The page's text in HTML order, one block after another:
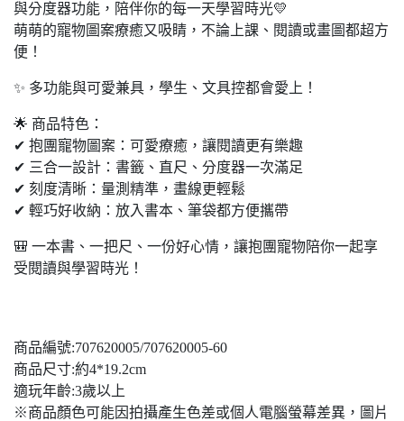
與分度器功能，陪伴你的每一天學習時光💛
萌萌的寵物圖案療癒又吸睛，不論上課、閱讀或畫圖都超方
便！
✨ 多功能與可愛兼具，學生、文具控都會愛上！
🌟 商品特色：
✔ 抱團寵物圖案：可愛療癒，讓閱讀更有樂趣
✔ 三合一設計：書籤、直尺、分度器一次滿足
✔ 刻度清晰：量測精準，畫線更輕鬆
✔ 輕巧好收納：放入書本、筆袋都方便攜帶
🎒 一本書、一把尺、一份好心情，讓抱團寵物陪你一起享
受閱讀與學習時光！
商品編號:707620005/707620005-60
商品尺寸:約4*19.2cm
適玩年齡:3歲以上
※商品顏色可能因拍攝產生色差或個人電腦螢幕差異，圖片